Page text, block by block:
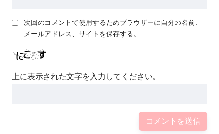
次回のコメントで使用するためブラウザーに自分の名前、
メールアドレス、サイトを保存する。
上に表示された文字を入力してください。